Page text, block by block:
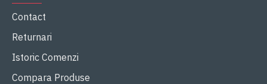
Contact
Returnari
Istoric Comenzi
Compara Produse